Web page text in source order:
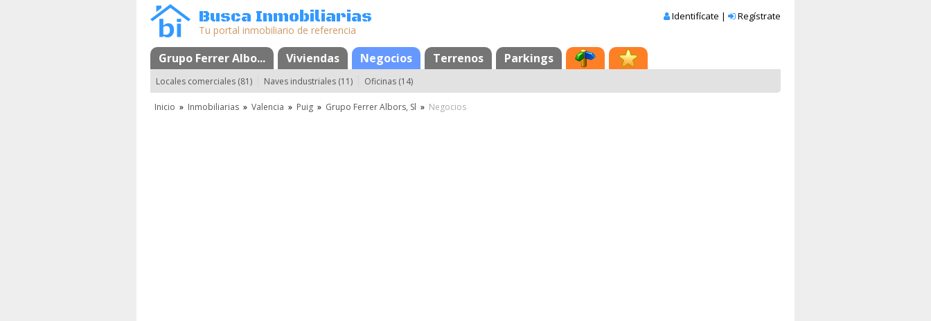
Busca Inmobiliarias
Tu portal inmobiliario de referencia
Identifícate | Regístrate
Grupo Ferrer Albo... Viviendas Negocios Terrenos Parkings
MapaFavoritos
Locales comerciales (81) Naves industriales (11) Oficinas (14)
Inicio » Inmobiliarias » Valencia » Puig » Grupo Ferrer Albors, Sl » Negocios